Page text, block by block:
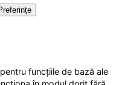
funcțiile de bază ale